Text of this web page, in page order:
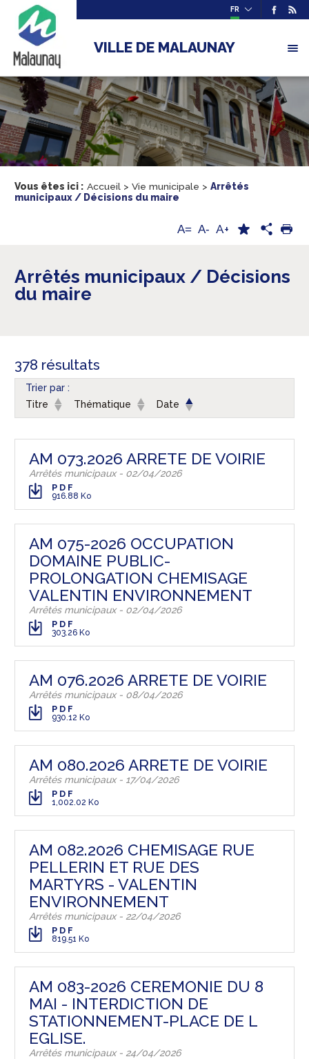
FR
VILLE DE MALAUNAY
Vous êtes ici : Accueil > Vie municipale > Arrêtés
municipaux / Décisions du maire
A= A- A+
Arrêtés municipaux / Décisions
du maire
378 résultats
Trier par :
Titre
Thématique Date
AM 073.2026 ARRETE DE VOIRIE
Arrêtés municipaux - 02/04/2026
PDF
916.88 Ko
AM 075-2026 OCCUPATION
DOMAINE PUBLIC-
PROLONGATION CHEMISAGE
VALENTIN ENVIRONNEMENT
Arrêtés municipaux - 02/04/2026
PDF
303.26 Ko
AM 076.2026 ARRETE DE VOIRIE
Arrêtés municipaux - 08/04/2026
PDF
930.12 Ko
AM 080.2026 ARRETE DE VOIRIE
Arrêtés municipaux - 17/04/2026
PDF
1,002.02 Ko
AM 082.2026 CHEMISAGE RUE
PELLERIN ET RUE DES
MARTYRS - VALENTIN
ENVIRONNEMENT
Arrêtés municipaux - 22/04/2026
PDF
819.51 Ko
AM 083-2026 CEREMONIE DU 8
MAI - INTERDICTION DE
STATIONNEMENT-PLACE DE L
EGLISE.
Arrêtés municipaux - 24/04/2026